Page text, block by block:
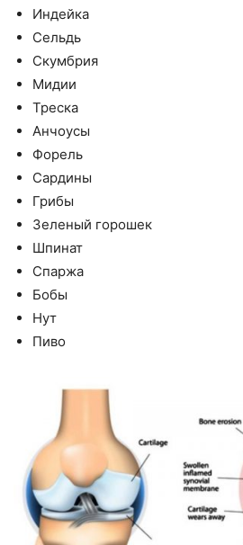
Индейка
Сельдь
Скумбрия
Мидии
Треска
Анчоусы
Форель
Сардины
Грибы
Зеленый горошек
Шпинат
Спаржа
Бобы
Нут
Пиво